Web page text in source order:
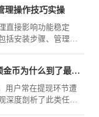
理操作技巧实操
直接影响功能稳定
括安装步骤、管理方
vivo浏览器极速版天天领金币为什么到了最终提现总翻车
用户常在提现环节遭
深度剖析了此类任务